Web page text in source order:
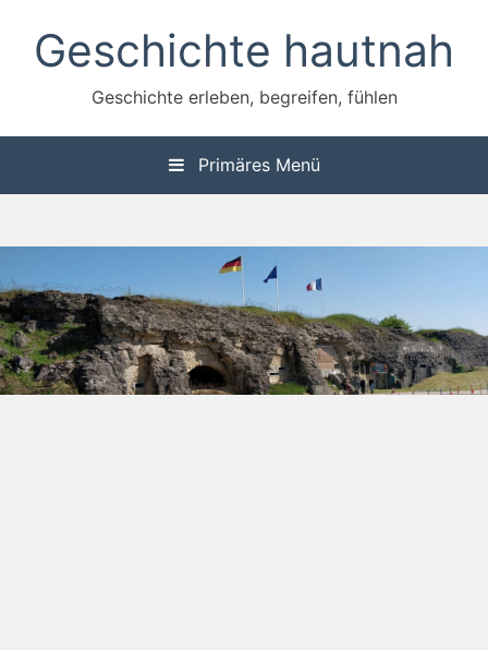
Inhalt
springenGeschichte hautnah
Geschichte erleben, begreifen, fühlen
Primäres Menü